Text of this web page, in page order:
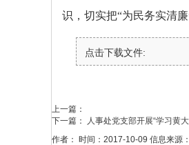
识，切实把“为民务实清
点击下载文件:
上一篇：
下一篇：
人事处党支部开展“学习黄
作者：
时间：2017-10-09 信息来源